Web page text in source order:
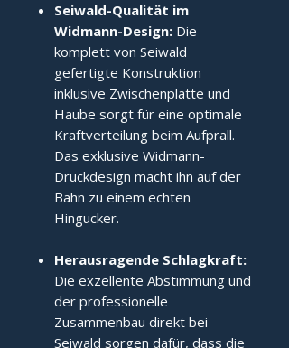
Seiwald-Qualität im
Widmann-Design: Die
komplett von Seiwald
gefertigte Konstruktion
inklusive Zwischenplatte und
Haube sorgt für eine optimale
Kraftverteilung beim Aufprall.
Das exklusive Widmann-
Druckdesign macht ihn auf der
Bahn zu einem echten
Hingucker.
Herausragende Schlagkraft:
Die exzellente Abstimmung und
der professionelle
Zusammenbau direkt bei
Seiwald sorgen dafür, dass die